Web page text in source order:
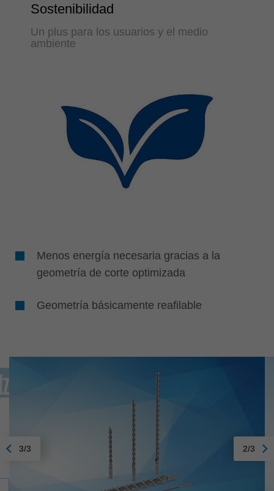
Sostenibilidad
Un plus para los usuarios y el medio
ambiente
Menos energía necesaria gracias a la
geometría de corte optimizada
Geometría básicamente reafilable
3/3 2/3